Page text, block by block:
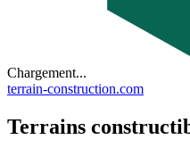
Chargement...
terrain-construction.com
Terrains